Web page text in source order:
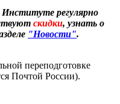
регулярно
скидки, узнать о
"Новости".
переподготовке
Почтой России).